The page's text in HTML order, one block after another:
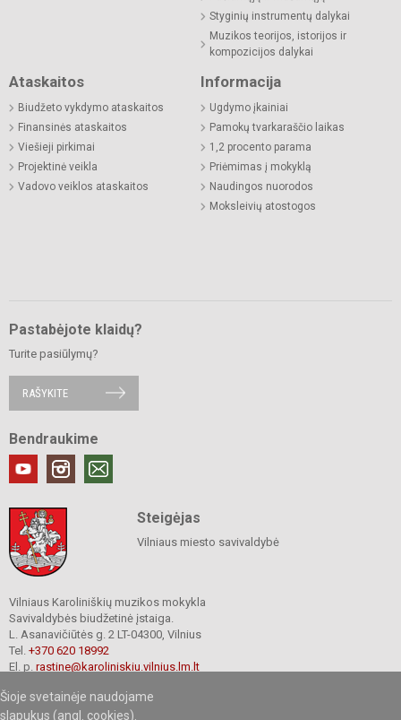
Šioje svetainėje naudojame
slapukus (angl. cookies).
Styginių instrumentų dalykai
Muzikos teorijos, istorijos ir
kompozicijos dalykai
Ataskaitos
Biudžeto vykdymo ataskaitos
Finansinės ataskaitos
Viešieji pirkimai
Projektinė veikla
Vadovo veiklos ataskaitos
Informacija
Ugdymo įkainiai
Pamokų tvarkaraščio laikas
1,2 procento parama
Priėmimas į mokyklą
Naudingos nuorodos
Moksleivių atostogos
Pastabėjote klaidų?
Turite pasiūlymų?
RAŠYKITE
Bendraukime
Steigėjas
Vilniaus miesto savivaldybė
Vilniaus Karoliniškių muzikos mokykla
Savivaldybės biudžetinė įstaiga.
L. Asanavičiūtės g. 2 LT-04300, Vilnius
Tel. +370 620 18992
El. p. rastine@karoliniskiu.vilnius.lm.lt
Juridinių asmenų registre
Įmonės kodas 191662566